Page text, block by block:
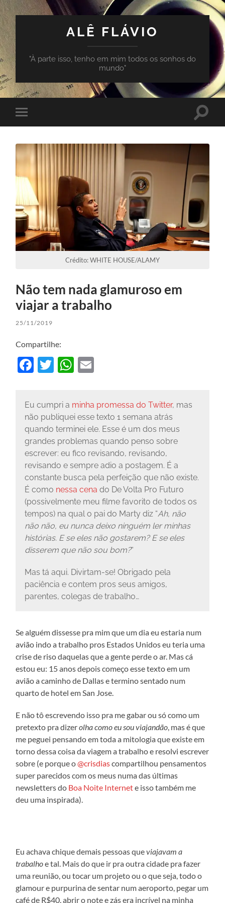
ALÊ FLÁVIO
"À parte isso, tenho em mim todos os sonhos do
mundo"
Toggle
mobile
Toggle
Crédito: WHITE HOUSE/ALAMY
Não tem nada glamuroso em
viajar a trabalho
25/11/2019
Compartilhe:
Facebook
TwitterWhatsApp
Eu cumpri a minha promessa do Twitter, mas
não publiquei esse texto 1 semana atrás
quando terminei ele. Esse é um dos meus
grandes problemas quando penso sobre
escrever: eu fico revisando, revisando,
revisando e sempre adio a postagem. É a
constante busca pela perfeição que não existe.
É como nessa cena do De Volta Pro Futuro
(possivelmente meu filme favorito de todos os
tempos) na qual o pai do Marty diz “Ah, não
não não, eu nunca deixo ninguém ler minhas
histórias. E se eles não gostarem? E se eles
disserem que não sou bom?“
Mas tá aqui. Divirtam-se! Obrigado pela
paciência e contem pros seus amigos,
parentes, colegas de trabalho…
Se alguém dissesse pra mim que um dia eu estaria num
avião indo a trabalho pros Estados Unidos eu teria uma
crise de riso daquelas que a gente perde o ar. Mas cá
estou eu: 15 anos depois começo esse texto em um
avião a caminho de Dallas e termino sentado num
quarto de hotel em San Jose.
E não tô escrevendo isso pra me gabar ou só como um
pretexto pra dizerolha como eu sou viajandão, mas é que
me peguei pensando em toda a mitologia que existe em
torno dessa coisa da viagem a trabalho e resolvi escrever
sobre (e porque o@crisdiascompartilhou pensamentos
super parecidos com os meus numa das últimas
newsletters do Boa Noite Internete isso também me
deu uma inspirada).
Eu achava chique demais pessoas queviajavam a
trabalhoe tal. Mais do que ir pra outra cidade pra fazer
uma reunião, ou tocar um projeto ou o que seja, todo o
glamour e purpurina de sentar num aeroporto, pegar um
café de R$40, abrir o note e zás era incrível na minha